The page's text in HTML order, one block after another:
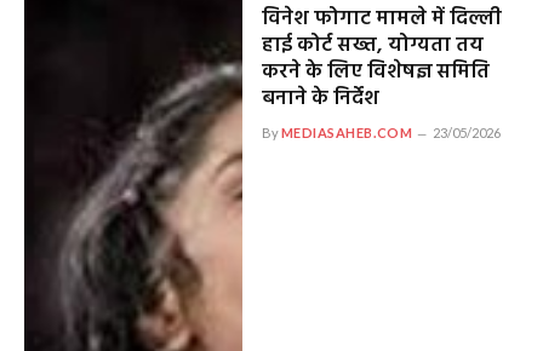
विनेश फोगाट मामले में दिल्ली
हाई कोर्ट सख्त, योग्यता तय
करने के लिए विशेषज्ञ समिति
बनाने के निर्देश
ByMEDIASAHEB.COM 23/05/2026